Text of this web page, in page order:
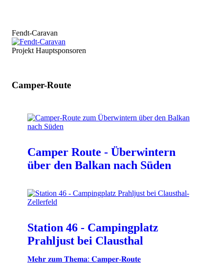
Fendt-Caravan
Projekt Hauptsponsoren
Camper-Route
Camper Route - Überwintern
über den Balkan nach Süden
Station 46 - Campingplatz
Prahljust bei Clausthal
𝐌𝐞𝐡𝐫 𝐳𝐮𝐦 𝐓𝐡𝐞𝐦𝐚: 𝐂𝐚𝐦𝐩𝐞𝐫-𝐑𝐨𝐮𝐭𝐞